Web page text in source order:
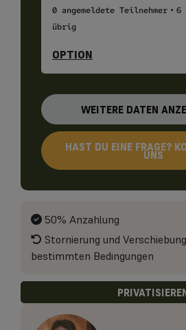
0 angemeldete Teilnehmer • 6
übrig
OPTION
WEITERE DATEN
HAST DU EINE FRAGE?
UNS
50% Anzahlung
Stornierung und
bestimmten Bedingungen